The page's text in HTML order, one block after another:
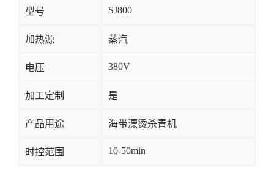
型号 SJ800
加热源 蒸汽
电压 380V
加工定制 是
产品用途 海带漂烫杀青机
时控范围 10-50min